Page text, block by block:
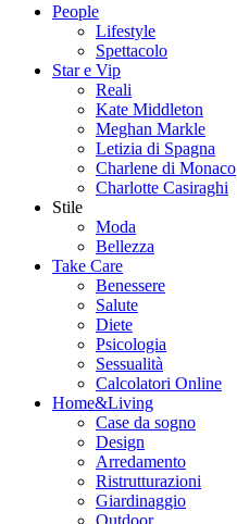
People
Lifestyle
Spettacolo
Star e Vip
Reali
Kate Middleton
Meghan Markle
Letizia di Spagna
Charlene di Monaco
Charlotte Casiraghi
Stile
Moda
Bellezza
Take Care
Benessere
Salute
Diete
Psicologia
Sessualità
Calcolatori Online
Home&Living
Case da sogno
Design
Arredamento
Ristrutturazioni
Giardinaggio
Outdoor